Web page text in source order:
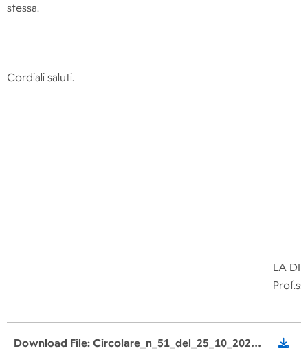
stessa.
Cordiali saluti.
LA
Prof.s
Download File: Circolare_n_51_del_25_10_2023_assemblea_sindacale_Infanzia_i2fqiwX.pdf